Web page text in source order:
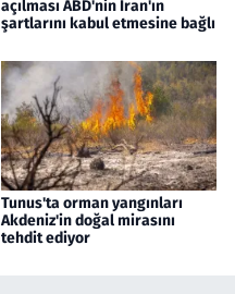
açılması ABD'nin İran'ın
şartlarını kabul etmesine bağlı
Tunus'ta orman yangınları
Akdeniz'in doğal mirasını
tehdit ediyor